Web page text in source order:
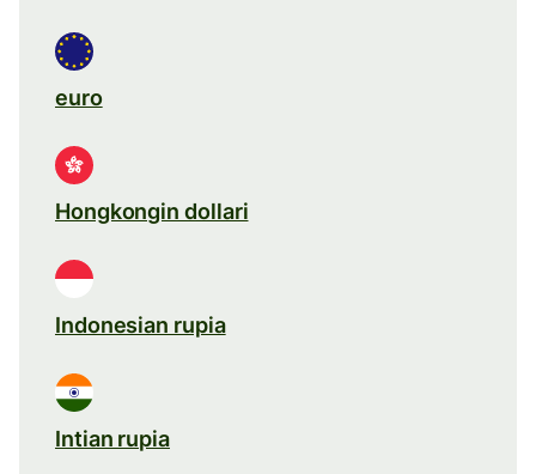
euro
Hongkongin dollari
Indonesian rupia
Intian rupia